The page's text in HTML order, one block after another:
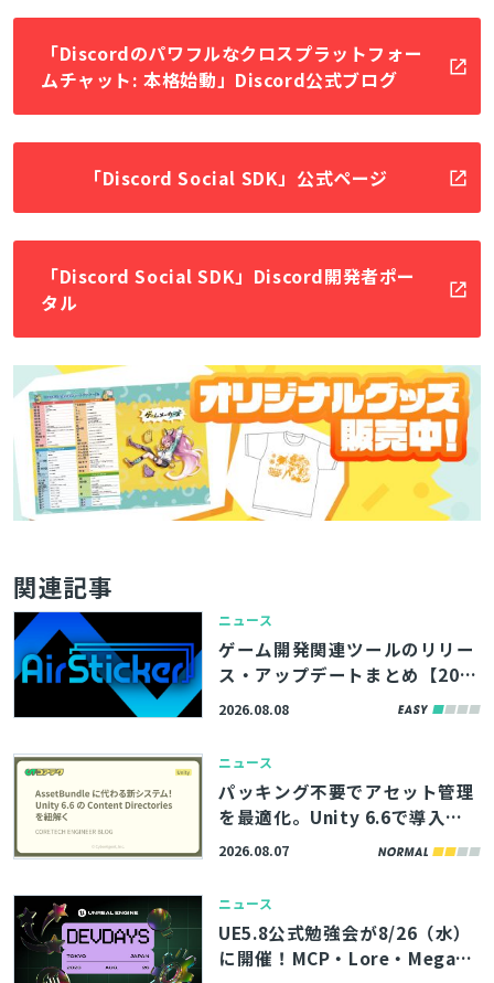
「Discordのパワフルなクロスプラットフォー
ムチャット: 本格始動」Discord公式ブログ
「Discord Social SDK」公式ページ
「Discord Social SDK」Discord開発者ポー
タル
関連記事
ニュース
ゲーム開発関連ツールのリリー
ス・アップデートまとめ【202
6/8/8】
2026.08.08
ニュース
パッキング不要でアセット管理
を最適化。Unity 6.6で導入さ
れる「Content Directories」
2026.08.07
ニュース
UE5.8公式勉強会が8/26（水）
に開催！MCP・Lore・MegaLi
とじる
検索